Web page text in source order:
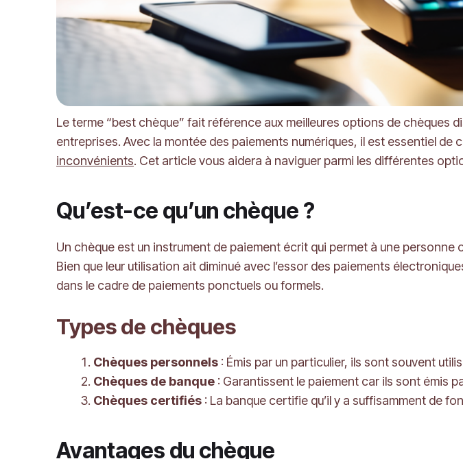
Le terme “best chèque” fait référence aux meilleures options de chèques
entreprises. Avec la montée des paiements numériques, il est essentiel
inconvénients. Cet article vous aidera à naviguer parmi les différentes
Qu’est-ce qu’un chèque ?
Un chèque est un instrument de paiement écrit qui permet à une
Bien que leur utilisation ait diminué avec l’essor des paiements
dans le cadre de paiements ponctuels ou formels.
Types de chèques
Chèques personnels : Émis par un particulier, ils sont souvent
Chèques de banque : Garantissent le paiement car ils sont émis
Chèques certifiés : La banque certifie qu’il y a suffisamment de
Avantages du chèque